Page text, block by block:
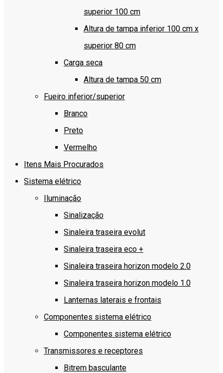
superior 100 cm
Altura de tampa inferior 100 cm x
superior 80 cm
Carga seca
Altura de tampa 50 cm
Fueiro inferior/superior
Branco
Preto
Vermelho
Itens Mais Procurados
Sistema elétrico
Iluminação
Sinalização
Sinaleira traseira evolut
Sinaleira traseira eco +
Sinaleira traseira horizon modelo 2.0
Sinaleira traseira horizon modelo 1.0
Lanternas laterais e frontais
Componentes sistema elétrico
Componentes sistema elétrico
Transmissores e receptores
Bitrem basculante